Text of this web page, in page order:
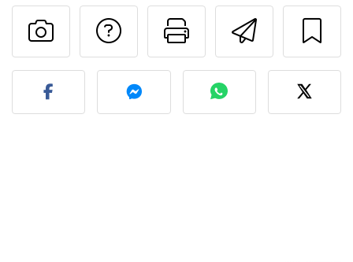
Imprimer
Poser une
Publier votre photo de